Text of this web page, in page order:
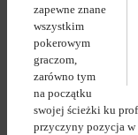
zapewne znane
wszystkim
pokerowym
graczom,
zarówno tym
na początku
swojej ścieżki ku
przyczyny pozycja w